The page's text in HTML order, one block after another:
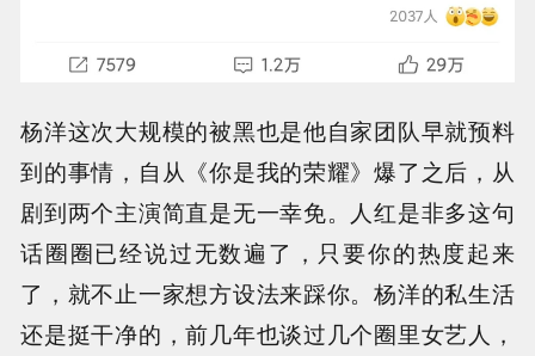
杨洋这次大规模的被黑也是他自家团队早就预料
到的事情，自从《你是我的荣耀》爆了之后，从
剧到两个主演简直是无一幸免。人红是非多这句
话圈圈已经说过无数遍了，只要你的热度起来
了，就不止一家想方设法来踩你。杨洋的私生活
还是挺干净的，前几年也谈过几个圈里女艺人，